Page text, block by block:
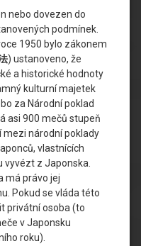
nebo dovezen do
podmínek.
1950 bylo zákonem
) ustanoveno, že
a historické hodnoty
kulturní majetek
za Národní poklad
asi 900 mečů stupeň
národní poklady
vlastnících
vyvézt z Japonska.
má právo jej
Pokud se vláda této
privátní osoba (to
v Japonsku
roku).